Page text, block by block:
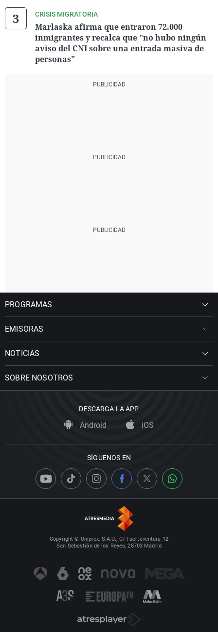
CRISIS MIGRATORIA
Marlaska afirma que entraron 72.000
inmigrantes y recalca que "no hubo ningún
aviso del CNI sobre una entrada masiva de
personas"
PROGRAMAS
EMISORAS
NOTICIAS
SOBRE NOSOTROS
DESCARGA LA APP
Android iOS
SÍGUENOS EN
Copyright © Uniprex, S.A.U., C/ Fuerteventura 12
San Sebastián de los Reyes, 28703 Madrid